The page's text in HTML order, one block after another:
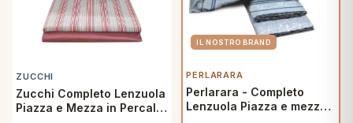
ZUCCHI
Zucchi Completo Lenzuola
Piazza e Mezza in Percalle
PERLARARA
Perlarara - Completo
Lenzuola Piazza e mezza
in Flanella - Freya D754